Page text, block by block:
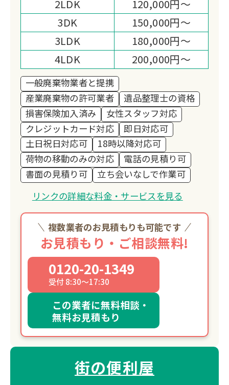
2LDK
120,000円～
3DK
150,000円～
3LDK
180,000円～
4LDK
200,000円～
一般廃棄物業者と提携
産業廃棄物の許可業者
遺品整理士の資格
損害保険加入済み
女性スタッフ対応
クレジットカード対応
即日対応可
土日祝日対応可
18時以降対応可
荷物の移動のみの対応
電話の見積り可
書面の見積り可
立ち会いなしで作業可
リンクの詳細な料金・サービスを見る
複数業者のお見積もりも可能です
お見積もり・ご相談無料!
0120-20-1349
受付 8:30～17:30
この業者に無料相談・
無料お見積もり
街の便利屋